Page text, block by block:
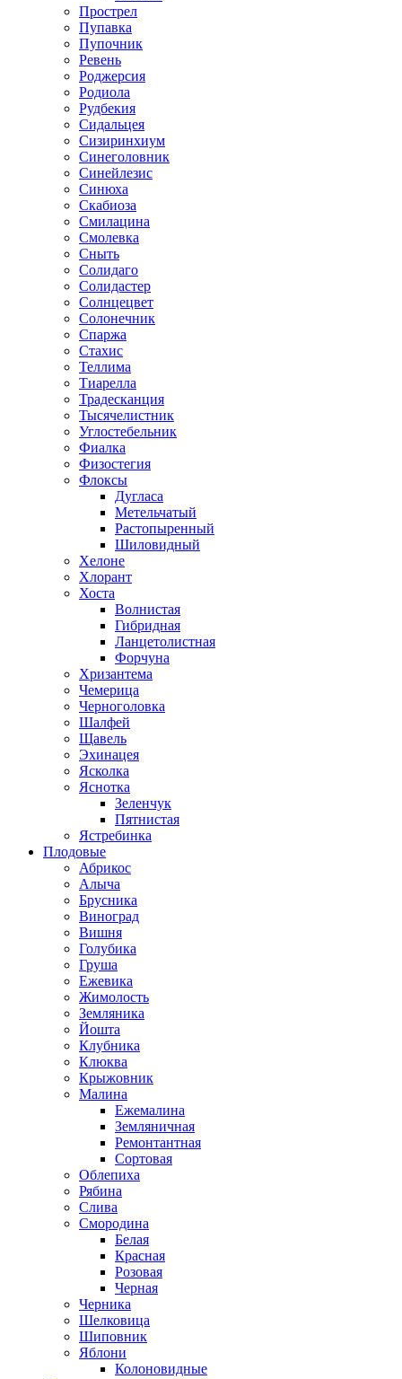
Прострел
Пупавка
Пупочник
Ревень
Роджерсия
Родиола
Рудбекия
Сидальцея
Сизиринхиум
Синеголовник
Синейлезис
Синюха
Скабиоза
Смилацина
Смолевка
Сныть
Солидаго
Солидастер
Солнцецвет
Солонечник
Спаржа
Стахис
Теллима
Тиарелла
Традесканция
Тысячелистник
Углостебельник
Фиалка
Физостегия
Флоксы
Дугласа
Метельчатый
Растопыренный
Шиловидный
Хелоне
Хлорант
Хоста
Волнистая
Гибридная
Ланцетолистная
Форчуна
Хризантема
Чемерица
Черноголовка
Шалфей
Щавель
Эхинацея
Ясколка
Яснотка
Зеленчук
Пятнистая
Ястребинка
Плодовые
Абрикос
Алыча
Брусника
Виноград
Вишня
Голубика
Груша
Ежевика
Жимолость
Земляника
Йошта
Клубника
Клюква
Крыжовник
Малина
Ежемалина
Земляничная
Ремонтантная
Сортовая
Облепиха
Рябина
Слива
Смородина
Белая
Красная
Розовая
Черная
Черника
Шелковица
Шиповник
Яблони
Колоновидные